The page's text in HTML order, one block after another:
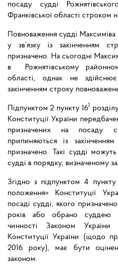
посаду судді
Франківської області строком
Повноваження судді
у зв’язку із закінченням
призначено. На сьогодні
в Рожнятівському
області, однак не
закінченням строку
Підпунктом 2 пункту 16
Конституції України
призначених на посаду
припиняються із
призначено. Такі судді
судді в порядку, визначеному
Згідно з підпунктом 4 пункту
положення» Конституції
посаді судді, якого
років або обрано суддею
чинності Законом
Конституції України (щодо
2016 року), має бути
законом.